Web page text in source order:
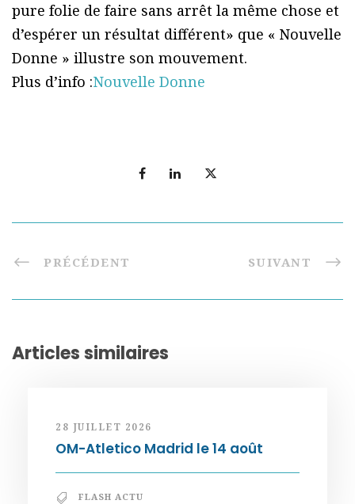
pure folie de faire sans arrêt la même chose et
d’espérer un résultat différent» que « Nouvelle
Donne » illustre son mouvement.
Plus d’info :Nouvelle Donne
PRÉCÉDENT SUIVANT
Articles similaires
28 JUILLET 2026
OM-Atletico Madrid le 14 août
FLASH ACTU